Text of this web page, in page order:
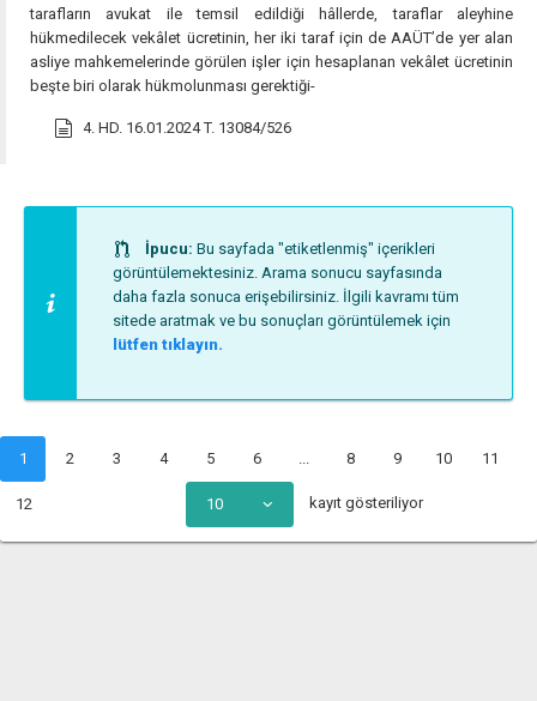
tarafların avukat ile temsil edildiği hâllerde, taraflar aleyhine
hükmedilecek vekâlet ücretinin, her iki taraf için de AAÜT’de yer alan
asliye mahkemelerinde görülen işler için hesaplanan vekâlet ücretinin
beşte biri olarak hükmolunması gerektiği-
4. HD. 16.01.2024 T. 13084/526
İpucu: Bu sayfada "etiketlenmiş" içerikleri
görüntülemektesiniz. Arama sonucu sayfasında
daha fazla sonuca erişebilirsiniz. İlgili kavramı tüm
sitede aratmak ve bu sonuçları görüntülemek için
lütfen tıklayın.
1 2 3 4 5 6 ... 8 9 10 11
12 10 kayıt gösteriliyor